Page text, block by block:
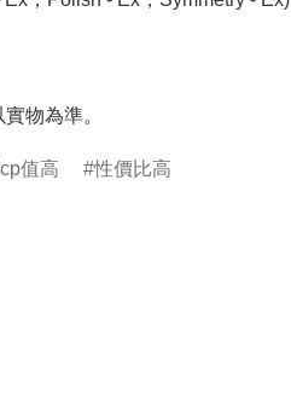
物為準。
cp值高 性價比高